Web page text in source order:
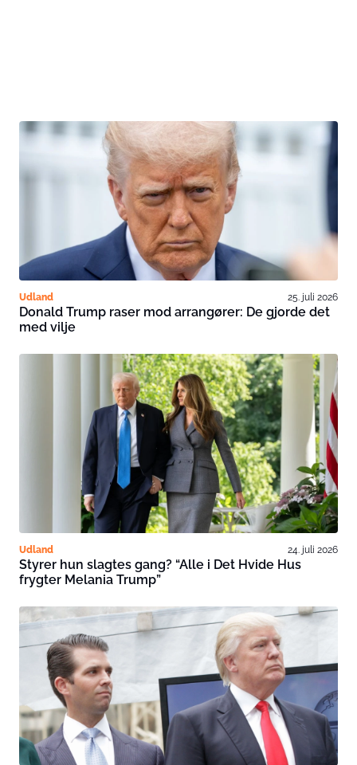
Udland 25. juli 2026
Donald Trump raser mod arrangører: De gjorde det
med vilje
Udland 24. juli 2026
Styrer hun slagtes gang? “Alle i Det Hvide Hus
frygter Melania Trump”